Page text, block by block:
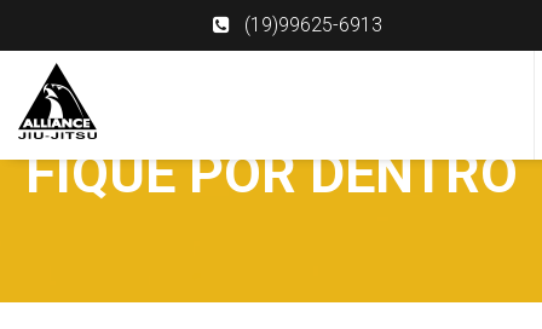
(19)99625-6913
FIQUE POR DENTRO